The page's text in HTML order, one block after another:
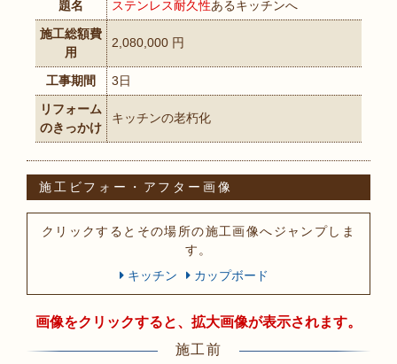
題名 ステンレス耐久性あるキッチンへ
施工総額費
用
2,080,000 円
工事期間
3日
リフォーム
のきっかけ
キッチンの老朽化
施工ビフォー・アフター画像
クリックするとその場所の施工画像へジャンプしま
す。
キッチン カップボード
画像をクリックすると、拡大画像が表示されます。
施工前